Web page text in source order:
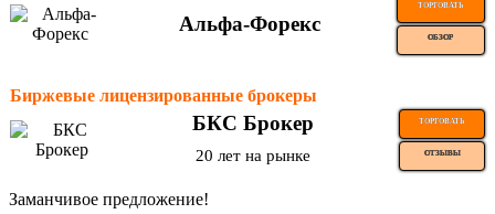
Альфа-Форекс
ТОРГОВАТЬ
ОБЗОР
Биржевые лицензированные брокеры
БКС Брокер ТОРГОВАТЬ
20 лет на рынке ОТЗЫВЫ
Заманчивое предложение!